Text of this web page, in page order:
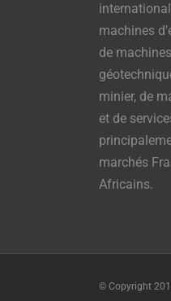
machines
de
minier, de
et de
marchés
Africains.
© Copyright